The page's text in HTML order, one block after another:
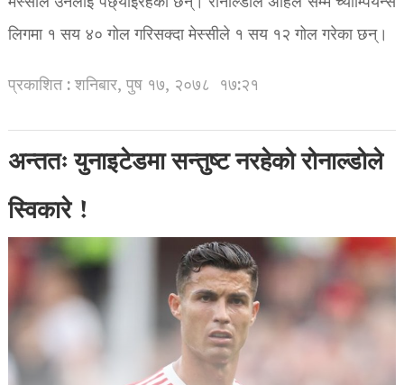
लिगमा १ सय ४० गोल गरिसक्दा मेस्सीले १ सय १२ गोल गरेका छन्।
प्रकाशित : शनिबार, पुष १७, २०७८ १७:२१
अन्ततः युनाइटेडमा सन्तुष्ट नरहेको रोनाल्डोले
स्विकारे !